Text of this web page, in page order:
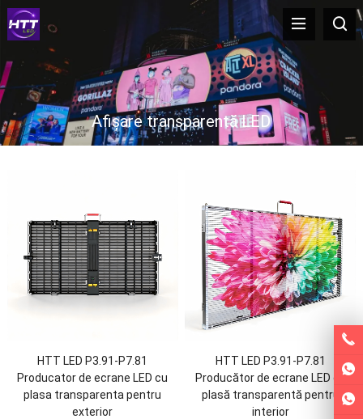
Afișare transparentă LED
HTT LED P3.91-P7.81
Producator de ecrane LED cu
plasa transparenta pentru
exterior
HTT LED P3.91-P7.81
Producător de ecrane LED cu
plasă transparentă pentru
interior